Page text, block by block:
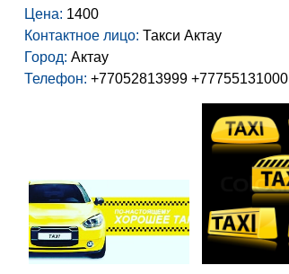
Цена: 1400
Контактное лицо: Такси Актау
Город: Актау
Телефон: +77052813999 +77755131000